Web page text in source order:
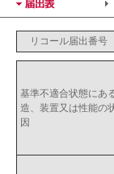
リコール届出番号
基準不適合状態にあ
造、装置又は性能の
因